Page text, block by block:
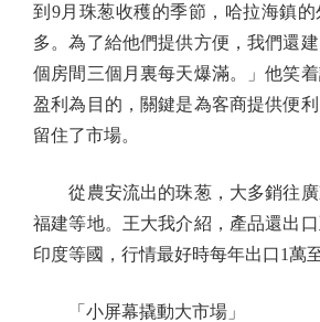
到9月珠葱收穫的季節，哈拉海鎮的
多。為了給他們提供方便，我們還
個房間三個月裏每天爆滿。」他笑
盈利為目的，關鍵是為客商提供便
留住了市場。
從農安流出的珠葱，大多銷往廣
福建等地。王大我介紹，產品還出口
印度等國，行情最好時每年出口1萬
「小屏幕撬動大市場」